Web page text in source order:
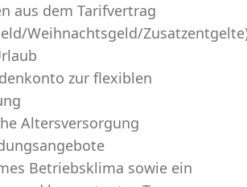
aus dem Tarifvertrag
Weihnachtsgeld/
zur flexiblen
Altersversorgung
Betriebsklima sowie ein